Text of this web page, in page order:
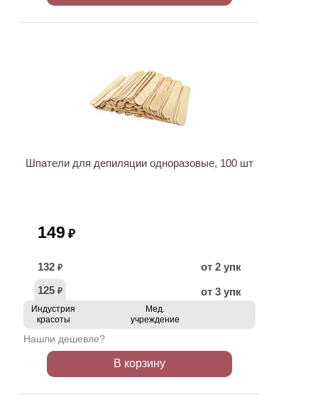
Шпатели для депиляции одноразовые, 100 шт
149 ₽
132 ₽
от 2 упк
125 ₽ от 3 упк
Индустрия
красоты
Мед.
учреждение
Нашли дешевле?
В корзину